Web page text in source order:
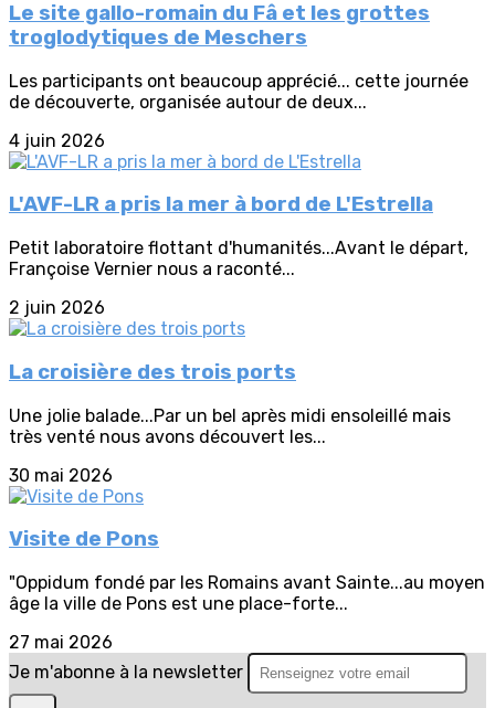
Le site gallo-romain du Fâ et les grottes
troglodytiques de Meschers
Les participants ont beaucoup apprécié... cette journée
de découverte, organisée autour de deux...
4 juin 2026
L'AVF-LR a pris la mer à bord de L'Estrella
Petit laboratoire flottant d'humanités...Avant le départ,
Françoise Vernier nous a raconté...
2 juin 2026
La croisière des trois ports
Une jolie balade...Par un bel après midi ensoleillé mais
très venté nous avons découvert les...
30 mai 2026
Visite de Pons
"Oppidum fondé par les Romains avant Sainte...au moyen
âge la ville de Pons est une place-forte...
27 mai 2026
Je m'abonne à la newsletter